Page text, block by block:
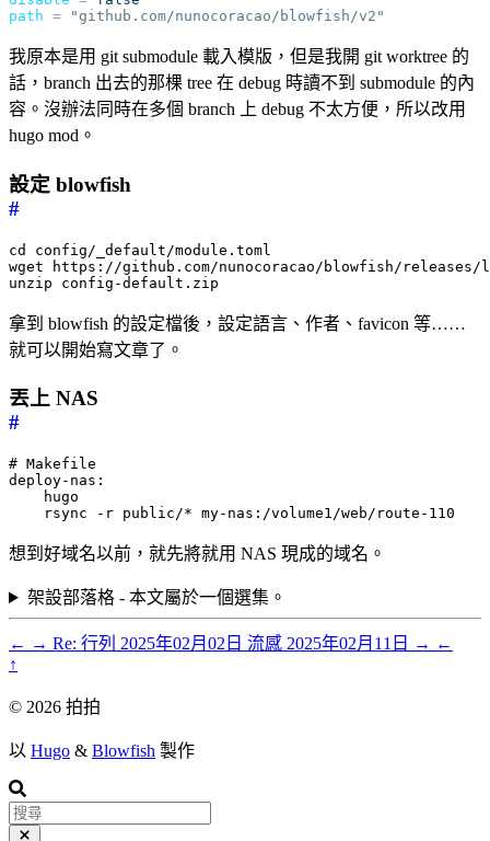
path = "github.com/nunocoracao/blowfish/v2"
我原本是用 git submodule 載入模版，但是我開 git worktree 的
話，branch 出去的那棵 tree 在 debug 時讀不到 submodule 的內
容。沒辦法同時在多個 branch 上 debug 不太方便，所以改用
hugo mod。
設定 blowfish
#
cd config/_default/module.toml
wget https://github.com/nunocoracao/blowfish/
拿到 blowfish 的設定檔後，設定語言、作者、favicon 等……
就可以開始寫文章了。
丟上 NAS
#
# Makefile
deploy-nas:
    hugo
想到好域名以前，就先將就用 NAS 現成的域名。
架設部落格 - 本文屬於一個選集。
← → Re: 行列 2025年02月02日 流感 2025年02月11日 → ←
↑
© 2026 拍拍
以 Hugo & Blowfish 製作